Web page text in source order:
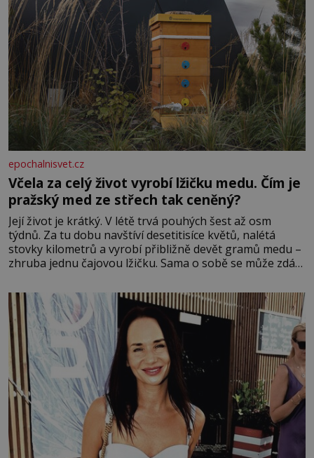
epochalnisvet.cz
Včela za celý život vyrobí lžičku medu. Čím je
pražský med ze střech tak ceněný?
Její život je krátký. V létě trvá pouhých šest až osm
týdnů. Za tu dobu navštíví desetitisíce květů, nalétá
stovky kilometrů a vyrobí přibližně devět gramů medu –
zhruba jednu čajovou lžičku. Sama o sobě se může zdát
tisíc příslušnic svého včelstva, vznikne jeden z
nejdokonalejších organismů